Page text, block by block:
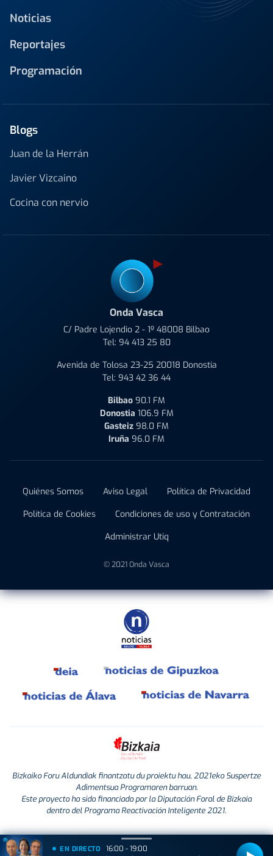
Noticias
Reportajes
Programación
Blogs
Juan de la Herrán
Javier Vizcaino
Cocina con nervio
Onda Vasca
C/ Padre Lojendio 2 - 1º 48008 Bilbao
Tel: 94 413 25 80
Avenida de Tolosa 23-25 20018 Donostia
Tel: 943 42 36 44
Bilbao 90.1 FM
Donostia 106.9 FM
Gasteiz 98.0 FM
Iruña 96.0 FM
Quiénes Somos Aviso Legal
Política de Privacidad
Política de Cookies
Condiciones de uso y Contratación
Administrar Utiq
© 2021 Onda Vasca
Bizkaiko Foru Aldundiak finantzatu du proiektu hau, 2021eko Suspertze
Adimentsua Programaren barruan.
Este proyecto ha sido financiado por la Diputación Foral de Bizkaia
dentro del Programa Reactivación Inteligente 2021.
EN DIRECTO 16:00 - 19:00